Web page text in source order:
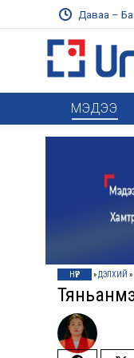
Даваа –
МЭДЭЭ
НҮҮР »ДЭЛХИЙ »